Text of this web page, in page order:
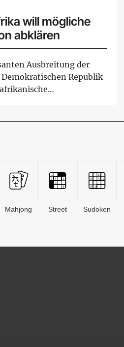
will mögliche
abklären
Ausbreitung der
Republik
Mahjong Street Sudoken